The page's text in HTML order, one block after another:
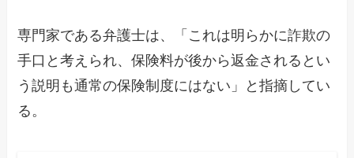
専門家である弁護士は、「これは明らかに詐欺の
手口と考えられ、保険料が後から返金されるとい
う説明も通常の保険制度にはない」と指摘してい
る。